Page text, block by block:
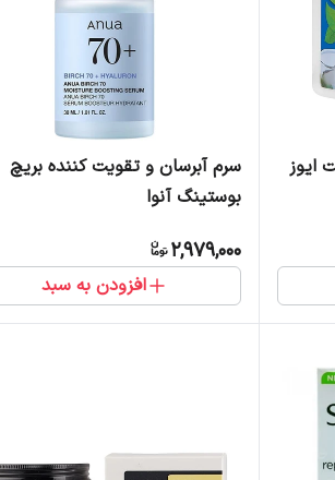
ایوز
سرم آبرسان و تقویت کننده بریچ
بوستینگ آنوا
2,979,000
افزودن به سبد